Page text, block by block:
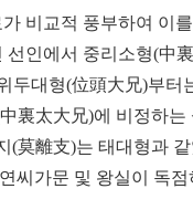
비교적 풍부하여
인에서 중리소형(
대형(位頭大兄)부
裏太大兄)에 비정하
離支)는 태대형과
씨가문 및 왕실이 독